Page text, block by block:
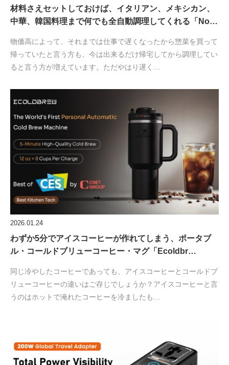
材料さえセットしておけば、イタリアン、メキシカン、
中華、韓国料理まで何でも全自動調理してくれる「No…
物価高によって、それまでは仕事で遅くなったから惣菜を買って
帰っていたと言う方も、今は出来るだけ帰宅してから調理してい
ると言う方が増えています。ただやはり遅く…
2026.01.24
わずか5分でアイスコーヒーが作れてしまう、ポータブ
ル・コールドブリューコーヒー・マグ「Ecoldbr…
同じ冷やしたコーヒーであっても、アイスコーヒーとコールドブ
リューコーヒーの違いはご存じでしょうか？アイスコーヒーと言
うのはホットで淹れたコーヒーを冷ましたも…